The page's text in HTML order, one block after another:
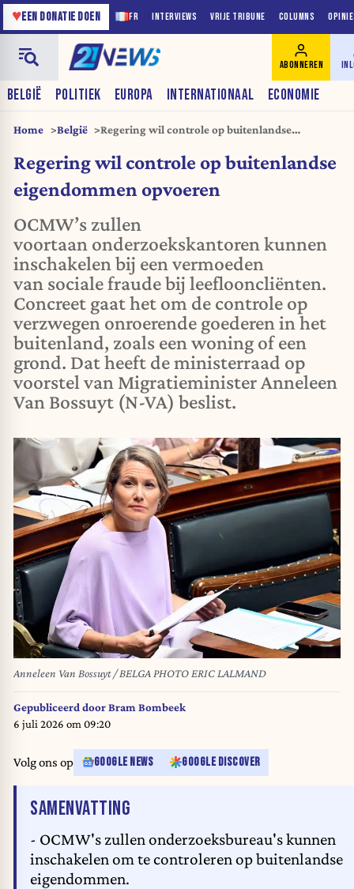
FR INTERVIEWS VRIJE TRIBUNE COLUMNS
♥EEN DONATIE DOEN
BELGIË POLITIEK EUROPA INTERNATIONAAL ECONOMIE
ABONNEREN
Home België
Regering wil controle op buitenlandse
Regering wil controle op buitenlandse
eigendommen opvoeren
OCMW’s zullen
voortaan onderzoekskantoren kunnen
inschakelen bij een vermoeden
van sociale fraude bij leeflooncliënten.
Concreet gaat het om de controle op
verzwegen onroerende goederen in het
buitenland, zoals een woning of een
grond. Dat heeft de ministerraad op
voorstel van Migratieminister Anneleen
Van Bossuyt (N-VA) beslist.
Anneleen Van Bossuyt / BELGA PHOTO ERIC LALMAND
Gepubliceerd doorBram Bombeek
6 juli 2026 om 09:20
Volg ons op GOOGLE NEWS GOOGLE DISCOVER
SAMENVATTING
- OCMW's zullen onderzoeksbureau's kunnen
inschakelen om te controleren op buitenlandse
eigendommen.